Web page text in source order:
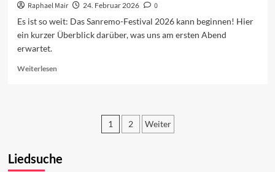
Raphael Mair 24. Februar 2026
0
Es ist so weit: Das Sanremo-Festival 2026 kann beginnen! Hier
ein kurzer Überblick darüber, was uns am ersten Abend
erwartet.
WeiterlesenRead
2026
1 2 Weiter
Liedsuche